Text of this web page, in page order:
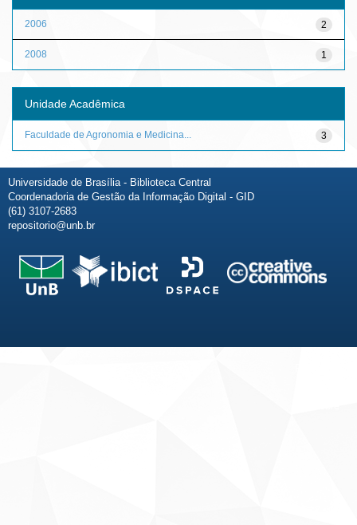
2
2006
1
2008
Unidade Acadêmica
3
Faculdade de Agronomia e Medicina...
Universidade de Brasília - Biblioteca Central
Coordenadoria de Gestão da Informação Digital - GID
(61) 3107-2683
repositorio@unb.br